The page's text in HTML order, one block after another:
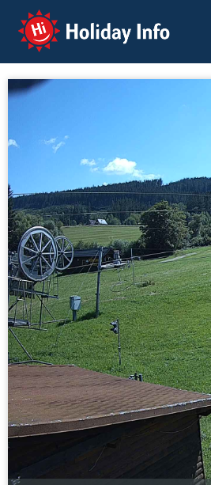
Holiday Info